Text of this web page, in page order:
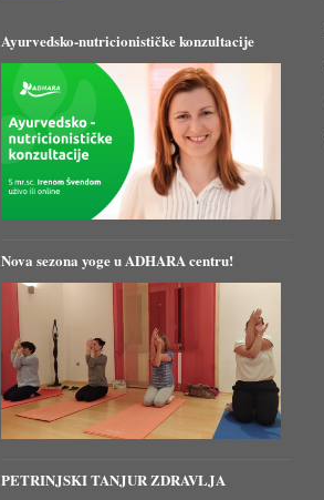
Ayurvedsko-nutricionističke konzultacije
Nova sezona yoge u ADHARA centru!
PETRINJSKI TANJUR ZDRAVLJA